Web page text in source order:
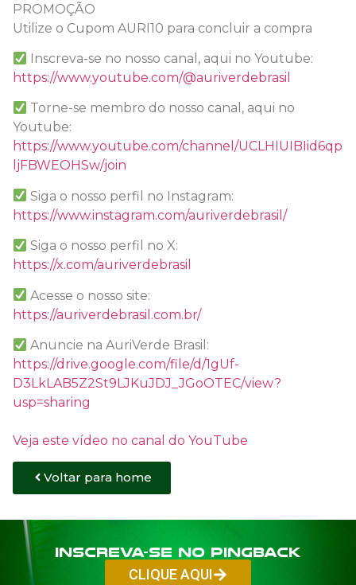
PROMOÇÃO
Utilize o Cupom AURI10 para concluir a compra
Inscreva-se no nosso canal, aqui no Youtube:
https://www.youtube.com/@auriverdebrasil
Torne-se membro do nosso canal, aqui no
Youtube:
https://www.youtube.com/channel/UCLHIUIBIid6qp
ljFBWEOHSw/join
Siga o nosso perfil no Instagram:
https://www.instagram.com/auriverdebrasil/
Siga o nosso perfil no X:
https://x.com/auriverdebrasil
Acesse o nosso site:
https://auriverdebrasil.com.br/
Anuncie na AuriVerde Brasil:
https://drive.google.com/file/d/1gUf-
D3LkLAB5Z2St9LJKuJDJ_JGoOTEC/view?
usp=sharing
Veja este vídeo no canal do YouTube
Voltar para home
Inscreva-se no PINGBACK
CLIQUE AQUI